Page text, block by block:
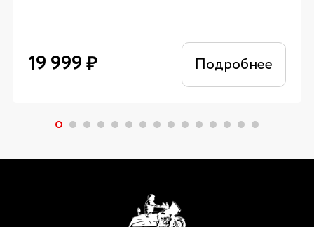
19 999₽ Подробнее